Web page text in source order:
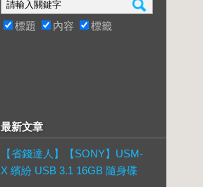
標題 內容 標籤
最新文章
【省錢達人】【SONY】USM-
X 繽紛 USB 3.1 16GB 隨身碟